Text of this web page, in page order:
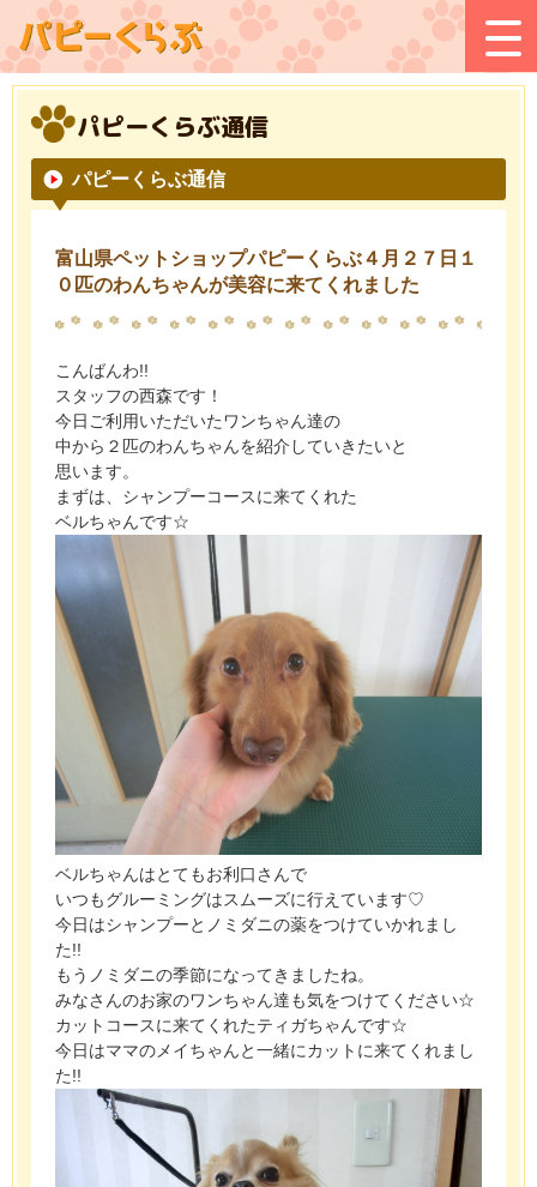
パピーくらぶ通信
パピーくらぶ通信
富山県ペットショップパピーくらぶ４月２７日１
０匹のわんちゃんが美容に来てくれました
こんばんわ!!
スタッフの西森です！
今日ご利用いただいたワンちゃん達の
中から２匹のわんちゃんを紹介していきたいと
思います。
まずは、シャンプーコースに来てくれた
ベルちゃんです☆
ベルちゃんはとてもお利口さんで
いつもグルーミングはスムーズに行えています♡
今日はシャンプーとノミダニの薬をつけていかれまし
た!!
もうノミダニの季節になってきましたね。
みなさんのお家のワンちゃん達も気をつけてください☆
カットコースに来てくれたティガちゃんです☆
今日はママのメイちゃんと一緒にカットに来てくれまし
た!!